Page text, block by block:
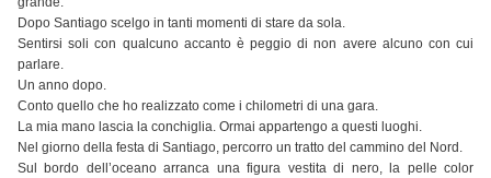
Dopo Santiago scelgo in tanti momenti di stare da sola.
Sentirsi soli con qualcuno accanto è peggio di non avere alcuno con cui
parlare.
Un anno dopo.
Conto quello che ho realizzato come i chilometri di una gara.
La mia mano lascia la conchiglia. Ormai appartengo a questi luoghi.
Nel giorno della festa di Santiago, percorro un tratto del cammino del Nord.
Sul bordo dell’oceano arranca una figura vestita di nero, la pelle color